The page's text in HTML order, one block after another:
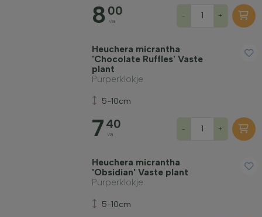
8 00
va
- +
Heuchera micrantha
'Chocolate Ruffles' Vaste
plant
Purperklokje
5-10cm
7 40
va
- +
Heuchera micrantha
'Obsidian' Vaste plant
Purperklokje
5-10cm